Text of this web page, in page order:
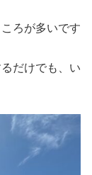
ろが多いです
だけでも、い